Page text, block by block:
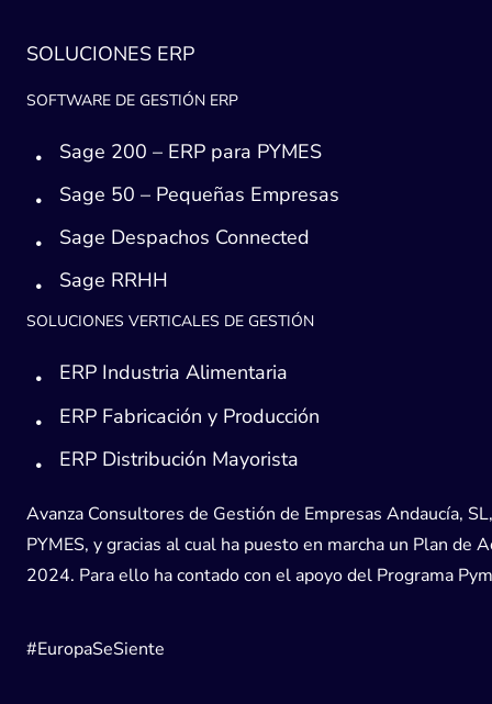
SOLUCIONES ERP
SOFTWARE DE GESTIÓN ERP
Sage 200 – ERP para PYMES
Sage 50 – Pequeñas Empresas
Sage Despachos Connected
Sage RRHH
SOLUCIONES VERTICALES DE GESTIÓN
ERP Industria Alimentaria
ERP Fabricación y Producción
ERP Distribución Mayorista
Avanza Consultores de Gestión de Empresas Andaucía,
PYMES, y gracias al cual ha puesto en marcha un Plan
2024. Para ello ha contado con el apoyo del Programa
#EuropaSeSiente